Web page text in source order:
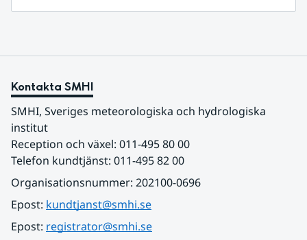
Kontakta SMHI
SMHI, Sveriges meteorologiska och hydrologiska
institut
Reception och växel: 011-495 80 00
Telefon kundtjänst: 011-495 82 00
Organisationsnummer: 202100-0696
Epost: kundtjanst@smhi.se
Epost: registrator@smhi.se